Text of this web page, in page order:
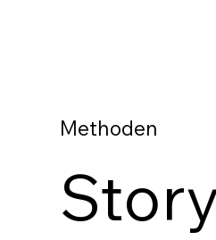
Methoden